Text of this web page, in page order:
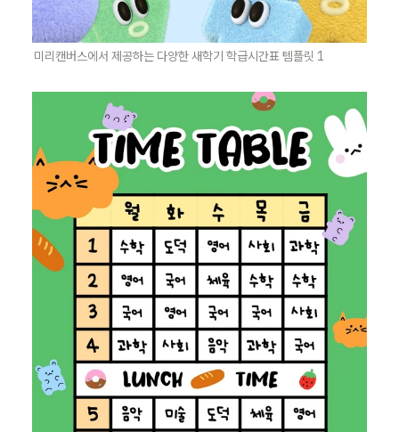
미리캔버스에서 제공하는 다양한 새학기 학급시간표 템플릿 1